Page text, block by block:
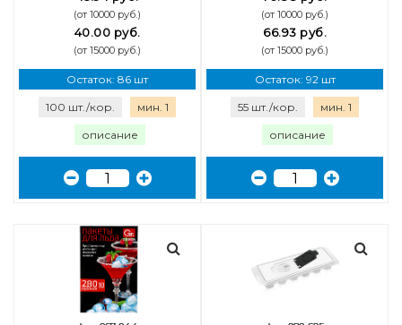
(от 10000 руб.)
40.00 руб.
(от 15000 руб.)
Остаток: 86 шт
100 шт./кор. мин. 1
описание
(от 10000 руб.)
66.93 руб.
(от 15000 руб.)
Остаток: 92 шт
55 шт./кор. мин. 1
описание